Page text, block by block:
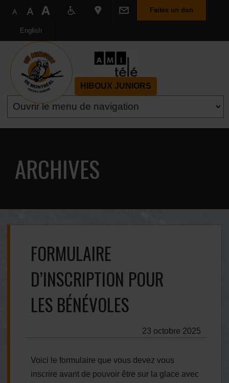
Faites un don
English
HIBOUX JUNIORS
ARCHIVES
FORMULAIRE
D’INSCRIPTION POUR
LES BÉNÉVOLES
23 octobre 2025
Voici le formulaire que vous devez vous
inscrire avant de pouvoir être sur la glace avec